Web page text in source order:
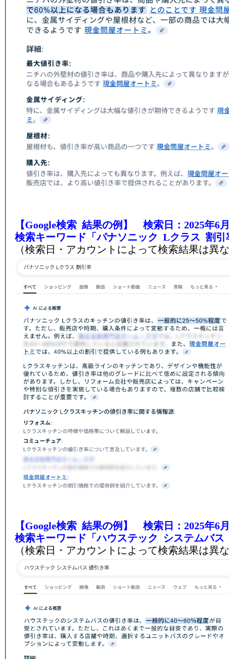
【Google検索 結果の例】 検索日：2025年6
検索キーワード「パナソニック Lクラス 割引
（検索日・アカウントによって検索結果は異
【Google検索 結果の例】 検索日：2025年6
検索キーワード「ハウステック システムバス
（検索日・アカウントによって検索結果は異